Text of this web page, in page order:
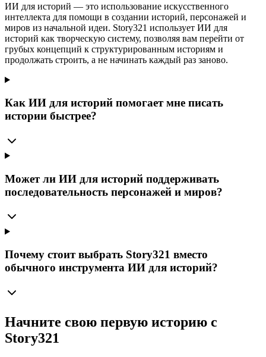
ИИ для историй — это использование искусственного
интеллекта для помощи в создании историй, персонажей и
миров из начальной идеи. Story321 использует ИИ для
историй как творческую систему, позволяя вам перейти от
грубых концепций к структурированным историям и
продолжать строить, а не начинать каждый раз заново.
Как ИИ для историй помогает мне писать
истории быстрее?
Может ли ИИ для историй поддерживать
последовательность персонажей и миров?
Почему стоит выбрать Story321 вместо
обычного инструмента ИИ для историй?
Начните свою первую историю с
Story321